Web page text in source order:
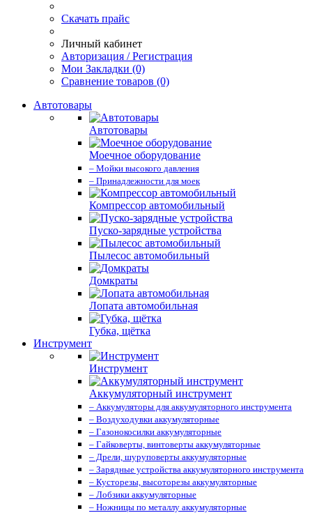
Скачать прайс
Личный кабинет
Авторизация / Регистрация
Мои Закладки (0)
Сравнение товаров (0)
Автотовары
Автотовары
Моечное оборудование
– Мойки высокого давления
– Принадлежности для моек
Компрессор автомобильный
Пуско-зарядные устройства
Пылесос автомобильный
Домкраты
Лопата автомобильная
Губка, щётка
Инструмент
Инструмент
Аккумуляторный инструмент
– Аккумуляторы для аккумуляторного инструмента
– Воздуходувки аккумуляторные
– Газонокосилки аккумуляторные
– Гайковерты, винтоверты аккумуляторные
– Дрели, шуруповерты аккумуляторные
– Зарядные устройства аккумуляторного инструмента
– Кусторезы, высоторезы аккумуляторные
– Лобзики аккумуляторные
– Ножницы по металлу аккумуляторные